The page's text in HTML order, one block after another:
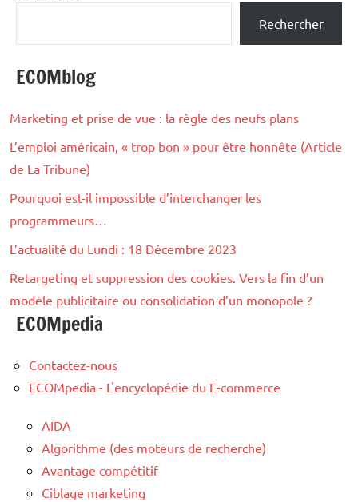
Rechercher
ECOMblog
Marketing et prise de vue : la règle des neufs plans
L’emploi américain, « trop bon » pour être honnête (Article
de La Tribune)
Pourquoi est-il impossible d’interchanger les
programmeurs…
L’actualité du Lundi : 18 Décembre 2023
Retargeting et suppression des cookies. Vers la fin d’un
modèle publicitaire ou consolidation d’un monopole ?
ECOMpedia
Contactez-nous
ECOMpedia - L'encyclopédie du E-commerce
AIDA
Algorithme (des moteurs de recherche)
Avantage compétitif
Ciblage marketing